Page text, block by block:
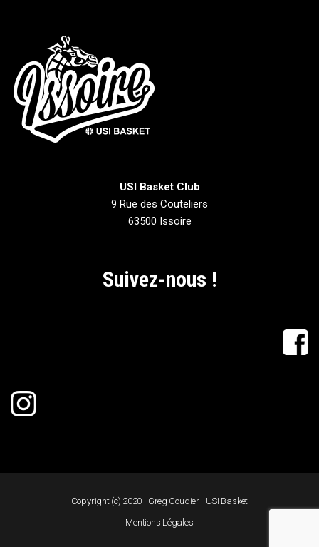
USI Basket Club
9 Rue des Couteliers
63500 Issoire
Suivez-nous !
Copyright (c) 2020 - Greg Coudier - USI Basket
Mentions Légales